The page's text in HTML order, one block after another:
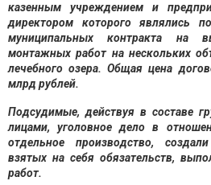
казенным учреждением и
директором которого являлись
муниципальных контракта на
монтажных работ на нескольких
лечебного озера. Общая цена
млрд рублей.
Подсудимые, действуя в составе
лицами, уголовное дело в
отдельное производство,
взятых на себя обязательств,
работ.